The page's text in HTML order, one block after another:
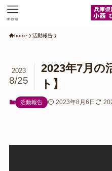
menu
home 活動報告
2023年7月
ト】
2023
8/25
活動報告 2023年8月6日